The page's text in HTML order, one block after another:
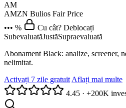
AM
AMZN Bulios Fair Price
••• %
Cu cât? Deblocați
SubevaluatăJustăSupraevaluată
Abonament Black: analize, screener,
nelimitat.
Activați 7 zile gratuitAflați mai multe
4.45 · +200K